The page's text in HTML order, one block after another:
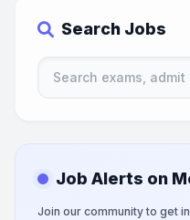
Search Jobs
Job Alerts on
Join our community to get